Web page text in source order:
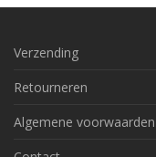
Verzending
Retourneren
Algemene voorwaarden